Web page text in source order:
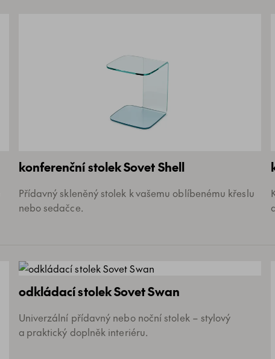
konferenční stolek Sovet Shell
Přídavný skleněný stolek k vašemu oblíbenému křeslu
nebo sedačce.
odkládací stolek Sovet Swan
Univerzální přídavný nebo noční stolek – stylový
a praktický doplněk interiéru.